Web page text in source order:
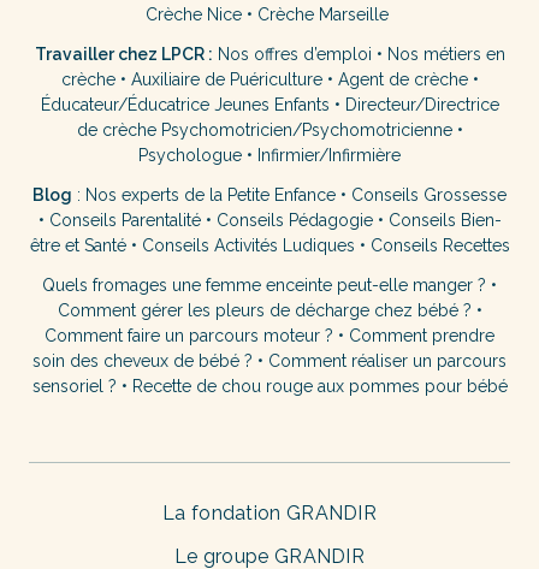
Crèche Nice • Crèche Marseille
Travailler chez LPCR : Nos offres d’emploi • Nos métiers en
crèche• Auxiliaire de Puériculture• Agent de crèche•
Éducateur/Éducatrice Jeunes Enfants • Directeur/Directrice
de crèche Psychomotricien/Psychomotricienne•
Psychologue • Infirmier/Infirmière
Blog : Nos experts de la Petite Enfance • Conseils Grossesse
• Conseils Parentalité• Conseils Pédagogie• Conseils Bien-
être et Santé• Conseils Activités Ludiques • Conseils Recettes
Quels fromages une femme enceinte peut-elle manger ? •
Comment gérer les pleurs de décharge chez bébé ? •
Comment faire un parcours moteur ? • Comment prendre
soin des cheveux de bébé ? • Comment réaliser un parcours
sensoriel ? • Recette de chou rouge aux pommes pour bébé
La fondation GRANDIR
Le groupe GRANDIR